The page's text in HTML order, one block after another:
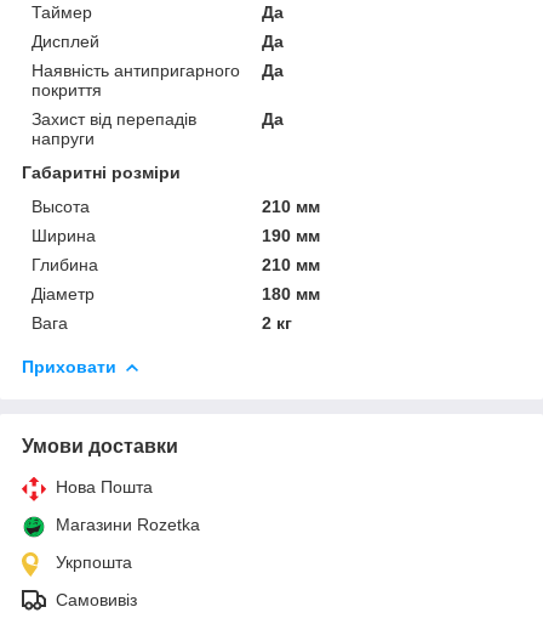
Таймер
Да
Дисплей
Да
Наявність антипригарного
покриття
Да
Захист від перепадів
напруги
Да
Габаритні розміри
Высота
210 мм
Ширина
190 мм
Глибина
210 мм
Діаметр
180 мм
Вага
2 кг
Приховати
Умови доставки
Нова Пошта
Магазини Rozetka
Укрпошта
Самовивіз